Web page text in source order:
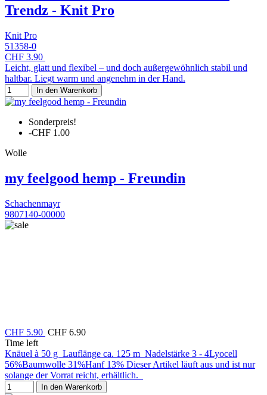
Trendz - Knit Pro
Knit Pro
51358-0
CHF 3.90
Leicht, glatt und flexibel – und doch außergewöhnlich stabil und
haltbar. Liegt warm und angenehm in der Hand.
In den Warenkorb
Sonderpreis!
-CHF 1.00
Wolle
my feelgood hemp - Freundin
Schachenmayr
9807140-00000
CHF 5.90 CHF 6.90
Time left
Knäuel à 50 g Lauflänge ca. 125 m Nadelstärke 3 - 4Lyocell
56%Baumwolle 31%Hanf 13% Dieser Artikel läuft aus und ist nur
solange der Vorrat reicht, erhältlich.
In den Warenkorb